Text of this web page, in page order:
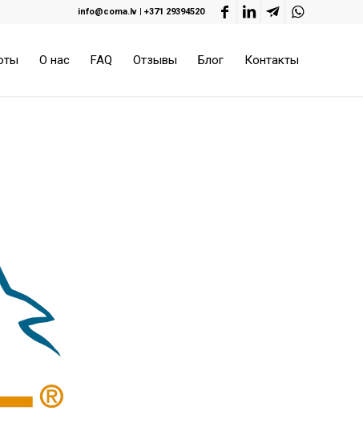
info@coma.lv | +371 29394520
О нас FAQ Отзывы Блог Контакты